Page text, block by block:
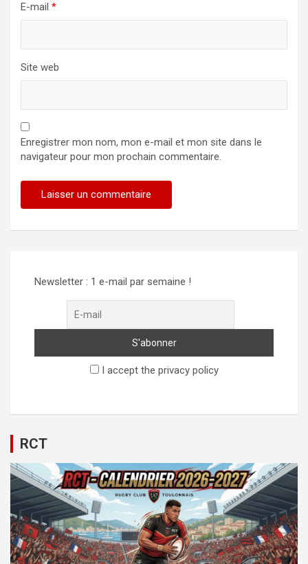
E-mail *
Site web
Enregistrer mon nom, mon e-mail et mon site dans le
navigateur pour mon prochain commentaire.
Newsletter : 1 e-mail par semaine !
I accept the privacy policy
RCT